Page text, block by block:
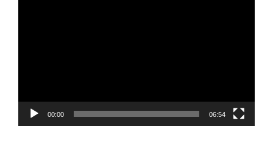
00:00 06:54